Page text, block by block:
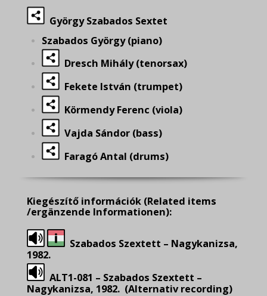
György Szabados Sextet
Szabados György (piano)
Dresch Mihály (tenorsax)
Fekete István (trumpet)
Körmendy Ferenc (viola)
Vajda Sándor (bass)
Faragó Antal (drums)
Kiegészítő információk (Related items
/ergänzende Informationen):
Szabados Szextett – Nagykanizsa,
1982.
ALT1-081 – Szabados Szextett –
Nagykanizsa, 1982. (Alternativ recording)